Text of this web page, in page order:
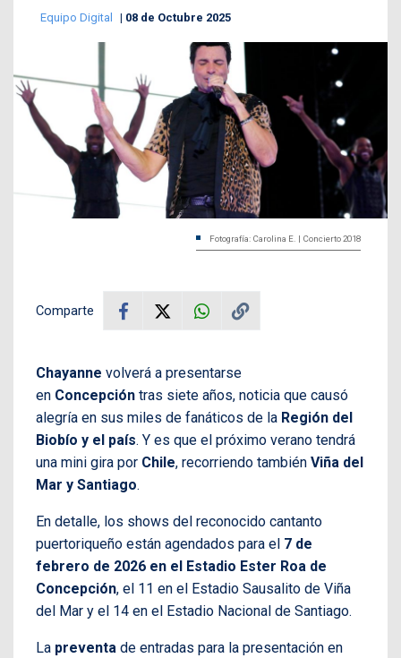
Equipo Digital 08 de Octubre 2025
Fotografía: Carolina E. | Concierto 2018
Comparte
Chayanne volverá a presentarse
en Concepción tras siete años, noticia que causó
alegría en sus miles de fanáticos de la Región del
Biobío y el país. Y es que el próximo verano tendrá
una mini gira por Chile, recorriendo también Viña del
Mar y Santiago.
En detalle, los shows del reconocido cantanto
puertoriqueño están agendados para el 7 de
febrero de 2026 en el Estadio Ester Roa de
Concepción, el 11 en el Estadio Sausalito de Viña
del Mar y el 14 en el Estadio Nacional de Santiago.
La preventa de entradas para la presentación en